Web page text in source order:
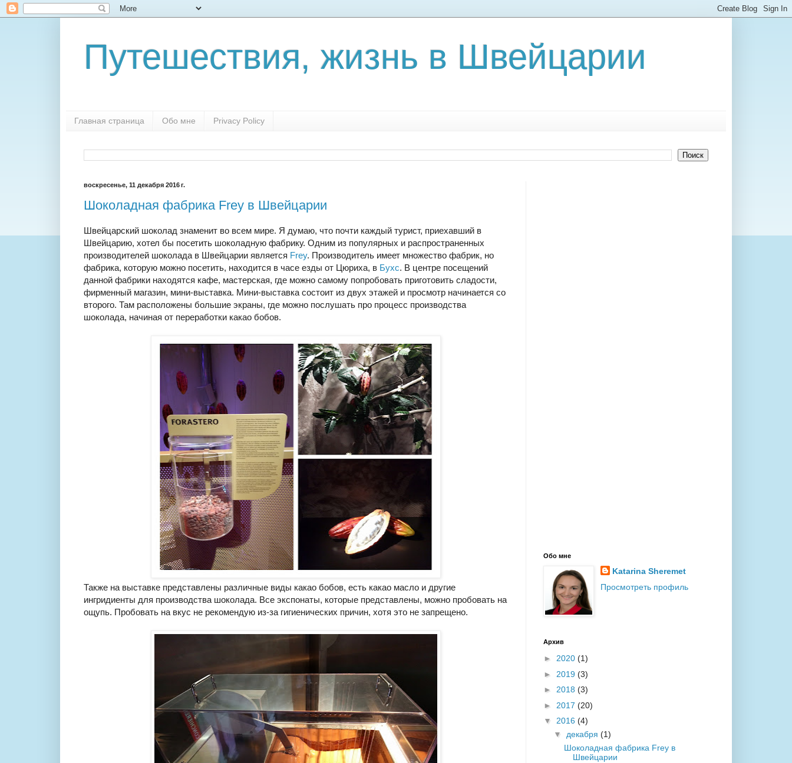
Путешествия, жизнь в Швейцарии
Главная страница Обо мне Privacy Policy
воскресенье, 11 декабря 2016 г.
Шоколадная фабрика Frey в Швейцарии
Швейцарский шоколад знаменит во всем мире. Я думаю, что почти каждый турист, приехавший в
Швейцарию, хотел бы посетить шоколадную фабрику. Одним из популярных и распространенных
производителей шоколада в Швейцарии является Frey. Производитель имеет множество фабрик, но
фабрика, которую можно посетить, находится в часе езды от Цюриха, в Бухс. В центре посещений
данной фабрики находятся кафе, мастерская, где можно самому попробовать приготовить сладости,
фирменный магазин, мини-выставка. Мини-выставка состоит из двух этажей и просмотр начинается со
второго. Там расположены большие экраны, где можно послушать про процесс производства
шоколада, начиная от переработки какао бобов.
Также на выставке представлены различные виды какао бобов, есть какао масло и другие
ингридиенты для производства шоколада. Все экспонаты, которые представлены, можно пробовать на
ощупь. Пробовать на вкус не рекомендую из-за гигиенических причин, хотя это не запрещено.
Обо мне
Katarina Sheremet
Просмотреть профиль
Архив
► 2020 (1)
► 2019 (3)
► 2018 (3)
► 2017 (20)
▼ 2016 (4)
▼ декабря (1)
Шоколадная фабрика Frey в
Швейцарии